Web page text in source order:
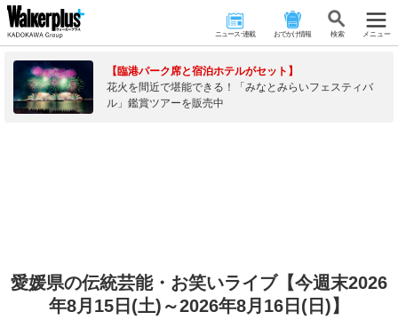
ニュース･連載 おでかけ情報 検 索 メニュー
【臨港パーク席と宿泊ホテルがセット】
花火を間近で堪能できる！「みなとみらいフェスティバ
ル」鑑賞ツアーを販売中
愛媛県の伝統芸能・お笑いライブ【今週末2026
年8月15日(土)～2026年8月16日(日)】